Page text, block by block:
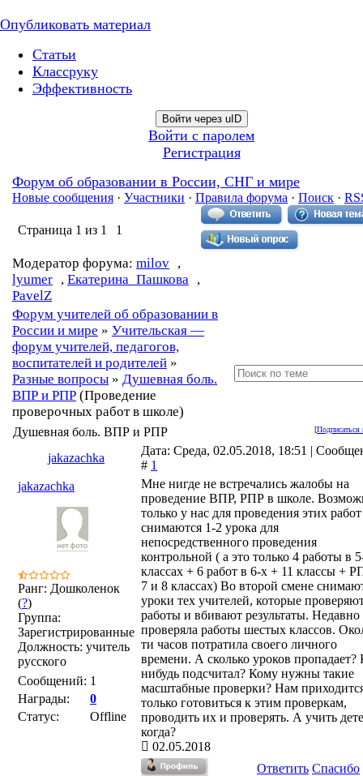
Опубликовать материал
Статьи
Классруку
Эффективность
Войти через uID
Войти с паролем
Регистрация
Форум об образовании в России, СНГ и мире
Новые сообщения · Участники · Правила форума · Поиск ·
Страница 1 из 1 1
Модератор форума: milov ,
lyumer , Екатерина_Пашкова ,
PavelZ
Форум учителей об образовании в
России и мире » Учительская —
форум учителей, педагогов,
воспитателей и родителей »
Разные вопросы » Душевная боль.
ВПР и РПР (Проведение
проверочных работ в школе)
[Подписаться
Душевная боль. ВПР и РПР
jakazachka
Дата: Среда, 02.05.2018, 18:51 |
# 1
jakazachka
Ранг: Дошколенок
(?)
Группа:
Зарегистрированные
Должность: учитель
русского
Сообщений: 1
Награды:
0
Статус:
Offline
Мне нигде не встречались жалобы на
проведение ВПР, РПР в школе.
только у нас для проведения этих работ
снимаются 1-2 урока для
непосредственного проведения
контрольной ( а это только 4 работы в
классах + 6 работ в 6-х + 11 классы +
7 и 8 классах) Во второй смене
уроки тех учителей, которые
работы и вбивают результаты. Недавно
проверяла работы шестых классов.
ти часов потратила своего личного
времени. А сколько уроков пропадает?
нибудь подсчитал? Кому нужны такие
масштабные проверки? Нам
только готовиться к этим проверкам,
проводить их и проверять. А учить
когда?
02.05.2018
Ответить Спасибо